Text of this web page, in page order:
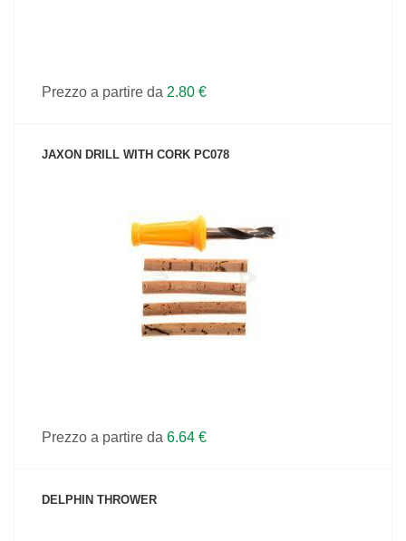
Prezzo a partire da 2.80 €
JAXON DRILL WITH CORK PC078
VEDI IL PRODOTTO
Prezzo a partire da 6.64 €
DELPHIN THROWER